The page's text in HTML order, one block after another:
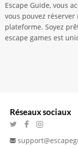
Escape Guide, vous
vous pouvez
plateforme. Soyez
escape games est
Réseaux sociaux